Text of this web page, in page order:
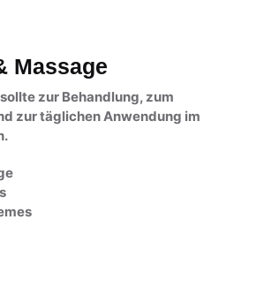
Massage
zur Behandlung, zum
zur täglichen Anwendung im